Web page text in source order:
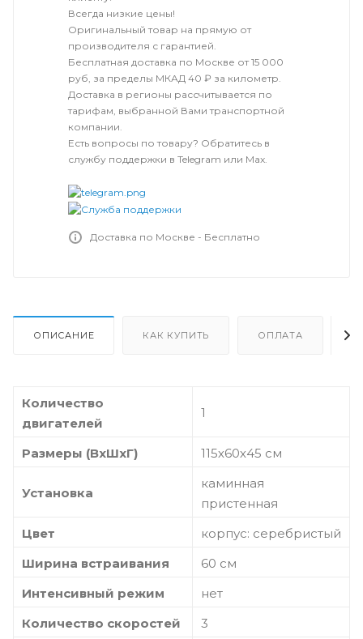
Всегда низкие цены!
Оригинальный товар на прямую от
производителя с гарантией.
Бесплатная доставка по Москве от 15 000
руб, за пределы МКАД 40 ₽ за километр.
Доставка в регионы рассчитывается по
тарифам, выбранной Вами транспортной
компании.
Есть вопросы по товару? Обратитесь в
службу поддержки в Telegram или Max.
Доставка по Москве - Бесплатно
ОПИСАНИЕ КАК КУПИТЬ ОПЛАТА
Количество
двигателей
1
Размеры (ВхШхГ) 115х60х45 см
Установка
каминная
пристенная
Цвет
корпус: серебристый
Ширина встраивания
60 см
Интенсивный режим
нет
Количество скоростей
3